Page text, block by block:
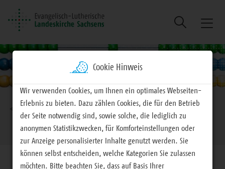
Suche
Brotkrumennavigation
EVLKS - engagiert Arbeitsfelder
Fördermittel
Förderprogramme
Cookie Hinweis
Wir verwenden Cookies, um Ihnen ein optimales Webseiten-
Erlebnis zu bieten. Dazu zählen Cookies, die für den Betrieb
der Seite notwendig sind, sowie solche, die lediglich zu
anonymen Statistikzwecken, für Komforteinstellungen oder
zur Anzeige personalisierter Inhalte genutzt werden. Sie
können selbst entscheiden, welche Kategorien Sie zulassen
möchten. Bitte beachten Sie, dass auf Basis Ihrer